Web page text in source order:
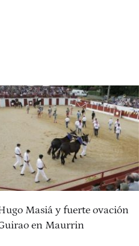
Masiá y fuerte ovación
en Maurrin